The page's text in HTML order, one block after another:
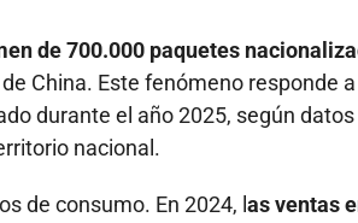
de 700.000 paquetes
China. Este fenómeno responde
durante el año 2025, según datos
nacional.
de consumo. En 2024, l as ventas